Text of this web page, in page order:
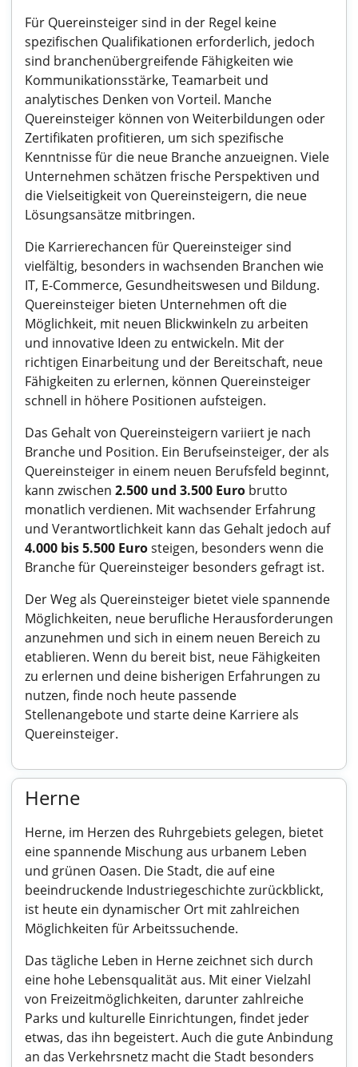
Für Quereinsteiger sind in der Regel keine
spezifischen Qualifikationen erforderlich, jedoch
sind branchenübergreifende Fähigkeiten wie
Kommunikationsstärke, Teamarbeit und
analytisches Denken von Vorteil. Manche
Quereinsteiger können von Weiterbildungen oder
Zertifikaten profitieren, um sich spezifische
Kenntnisse für die neue Branche anzueignen. Viele
Unternehmen schätzen frische Perspektiven und
die Vielseitigkeit von Quereinsteigern, die neue
Lösungsansätze mitbringen.
Die Karrierechancen für Quereinsteiger sind
vielfältig, besonders in wachsenden Branchen wie
IT, E-Commerce, Gesundheitswesen und Bildung.
Quereinsteiger bieten Unternehmen oft die
Möglichkeit, mit neuen Blickwinkeln zu arbeiten
und innovative Ideen zu entwickeln. Mit der
richtigen Einarbeitung und der Bereitschaft, neue
Fähigkeiten zu erlernen, können Quereinsteiger
schnell in höhere Positionen aufsteigen.
Das Gehalt von Quereinsteigern variiert je nach
Branche und Position. Ein Berufseinsteiger, der als
Quereinsteiger in einem neuen Berufsfeld beginnt,
kann zwischen 2.500 und 3.500 Euro brutto
monatlich verdienen. Mit wachsender Erfahrung
und Verantwortlichkeit kann das Gehalt jedoch auf
4.000 bis 5.500 Eurosteigen, besonders wenn die
Branche für Quereinsteiger besonders gefragt ist.
Der Weg als Quereinsteiger bietet viele spannende
Möglichkeiten, neue berufliche Herausforderungen
anzunehmen und sich in einem neuen Bereich zu
etablieren. Wenn du bereit bist, neue Fähigkeiten
zu erlernen und deine bisherigen Erfahrungen zu
nutzen, finde noch heute passende
Stellenangebote und starte deine Karriere als
Quereinsteiger.
Herne
Herne, im Herzen des Ruhrgebiets gelegen, bietet
eine spannende Mischung aus urbanem Leben
und grünen Oasen. Die Stadt, die auf eine
beeindruckende Industriegeschichte zurückblickt,
ist heute ein dynamischer Ort mit zahlreichen
Möglichkeiten für Arbeitssuchende.
Das tägliche Leben in Herne zeichnet sich durch
eine hohe Lebensqualität aus. Mit einer Vielzahl
von Freizeitmöglichkeiten, darunter zahlreiche
Parks und kulturelle Einrichtungen, findet jeder
etwas, das ihn begeistert. Auch die gute Anbindung
an das Verkehrsnetz macht die Stadt besonders